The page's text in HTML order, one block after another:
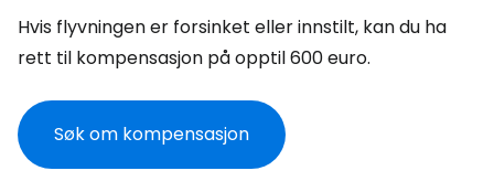
Hvis flyvningen er forsinket eller innstilt, kan du ha
rett til kompensasjon på opptil 600 euro.
Søk om kompensasjon